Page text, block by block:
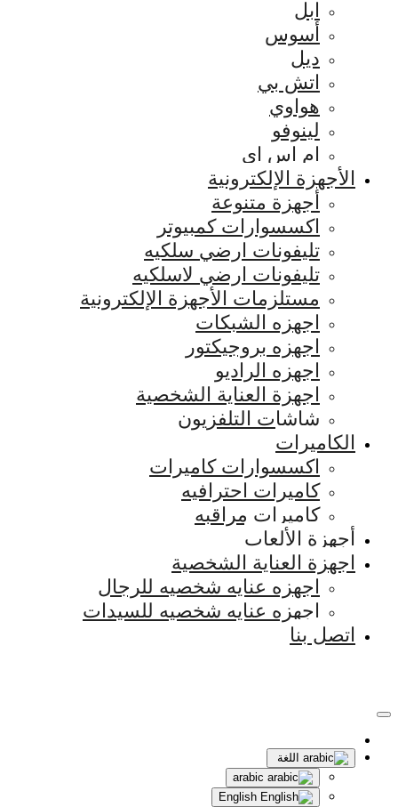
ابل
أسوس
ديل
اتش بي
هواوي
لينوفو
ام اس اي
الأجهزة الإلكترونية
أجهزة متنوعة
اكسسوارات كمبيوتر
تليفونات ارضي سلكيه
تليفونات ارضي لاسلكيه
مستلزمات الأجهزة الإلكترونية
اجهزه الشبكات
اجهزه بروجيكتور
اجهزه الراديو
اجهزة العناية الشخصية
شاشات التلفزيون
الكاميرات
اكسسوارات كاميرات
كاميرات احترافيه
كاميرات مراقبه
أجهزة الألعاب
اجهزة العناية الشخصية
اجهزه عنايه شخصيه للرجال
اجهزه عنايه شخصيه للسيدات
اتصل بنا
اللغة